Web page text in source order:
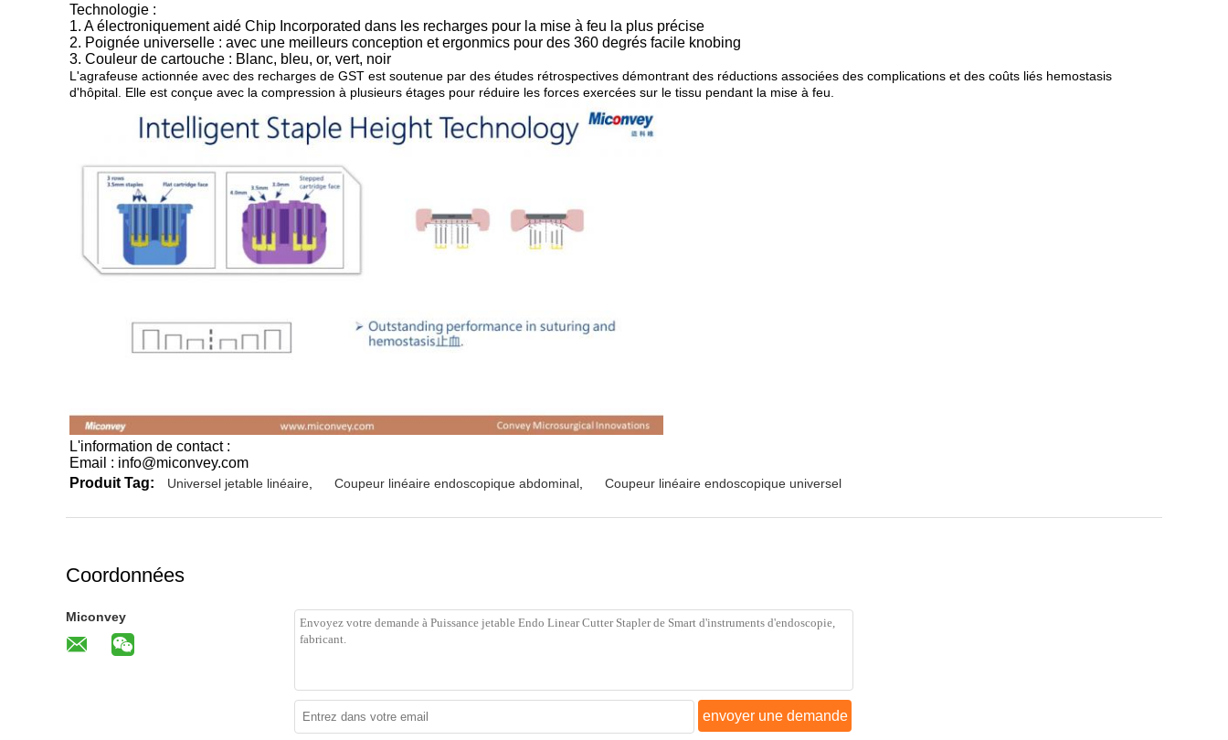
Technologie :
1. A électroniquement aidé Chip Incorporated dans les recharges pour la mise à feu la plus précise
2. Poignée universelle : avec une meilleurs conception et ergonmics pour des 360 degrés facile knobing
3. Couleur de cartouche : Blanc, bleu, or, vert, noir
L'agrafeuse actionnée avec des recharges de GST est soutenue par des études rétrospectives démontrant des réductions associées des complications et des coûts liés hemostasis
d'hôpital. Elle est conçue avec la compression à plusieurs étages pour réduire les forces exercées sur le tissu pendant la mise à feu.
L'information de contact :
Email : info@miconvey.com
Produit Tag:
Universel jetable linéaire Coupeur linéaire endoscopique abdominal Coupeur linéaire endoscopique universel
Coordonnées
Miconvey
envoyer une demande